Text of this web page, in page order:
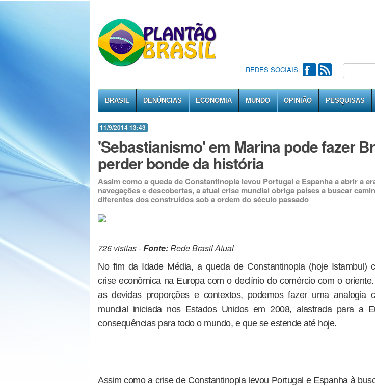
REDES SOCIAIS:
BRASIL DENÚNCIAS ECONOMIA MUNDO OPINIÃO PESQUISAS
11/9/2014 13:43
'Sebastianismo' em Marina pode fazer
perder bonde da história
Assim como a queda de Constantinopla levou Portugal e Espanha a abrir a
navegações e descobertas, a atual crise mundial obriga países a buscar
diferentes dos construídos sob a ordem do século passado
726 visitas -Fonte:Rede Brasil Atual
No fim da Idade Média, a queda de Constantinopla (hoje Istambul)
crise econômica na Europa com o declínio do comércio com o
as devidas proporções e contextos, podemos fazer uma analogia
mundial iniciada nos Estados Unidos em 2008, alastrada para a
consequências para todo o mundo, e que se estende até hoje.
Assim como a crise de Constantinopla levou Portugal e Espanha à